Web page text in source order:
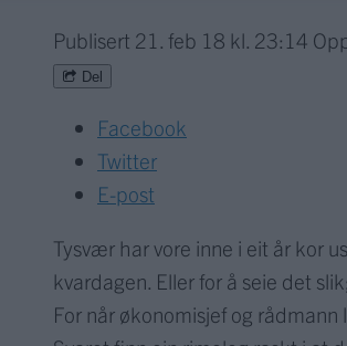
Publisert 21. feb 18 kl. 23:14
Del
Facebook
Twitter
E-post
Tysvær har vore inne i eit år kor
kvardagen. Eller for å seie det
For når økonomisjef og